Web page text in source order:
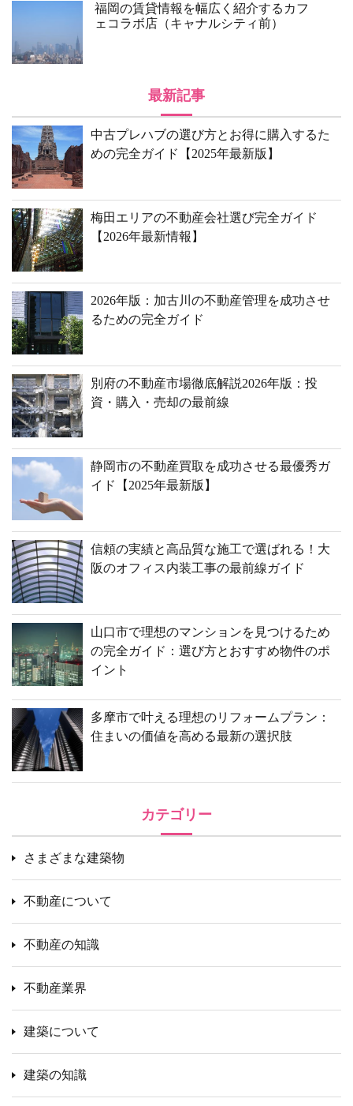
福岡の賃貸情報を幅広く紹介するカフ
ェコラボ店（キャナルシティ前）
最新記事
中古プレハブの選び方とお得に購入するた
めの完全ガイド【2025年最新版】
梅田エリアの不動産会社選び完全ガイド
【2026年最新情報】
2026年版：加古川の不動産管理を成功させ
るための完全ガイド
別府の不動産市場徹底解説2026年版：投
資・購入・売却の最前線
静岡市の不動産買取を成功させる最優秀ガ
イド【2025年最新版】
信頼の実績と高品質な施工で選ばれる！大
阪のオフィス内装工事の最前線ガイド
山口市で理想のマンションを見つけるため
の完全ガイド：選び方とおすすめ物件のポ
イント
多摩市で叶える理想のリフォームプラン：
住まいの価値を高める最新の選択肢
カテゴリー
さまざまな建築物
不動産について
不動産の知識
不動産業界
建築について
建築の知識